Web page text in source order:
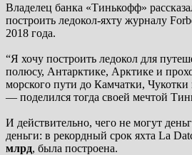
Владелец банка «Тинькофф»
построить ледокол-яхту журналу
2018 года.
“Я хочу построить ледокол для
полюсу, Антарктике, Арктике и
морского пути до Камчатки, Чукотки
— поделился тогда своей мечтой
И действительно, чего не могут
деньги: в рекордный срок яхта La
млрд, была построена.